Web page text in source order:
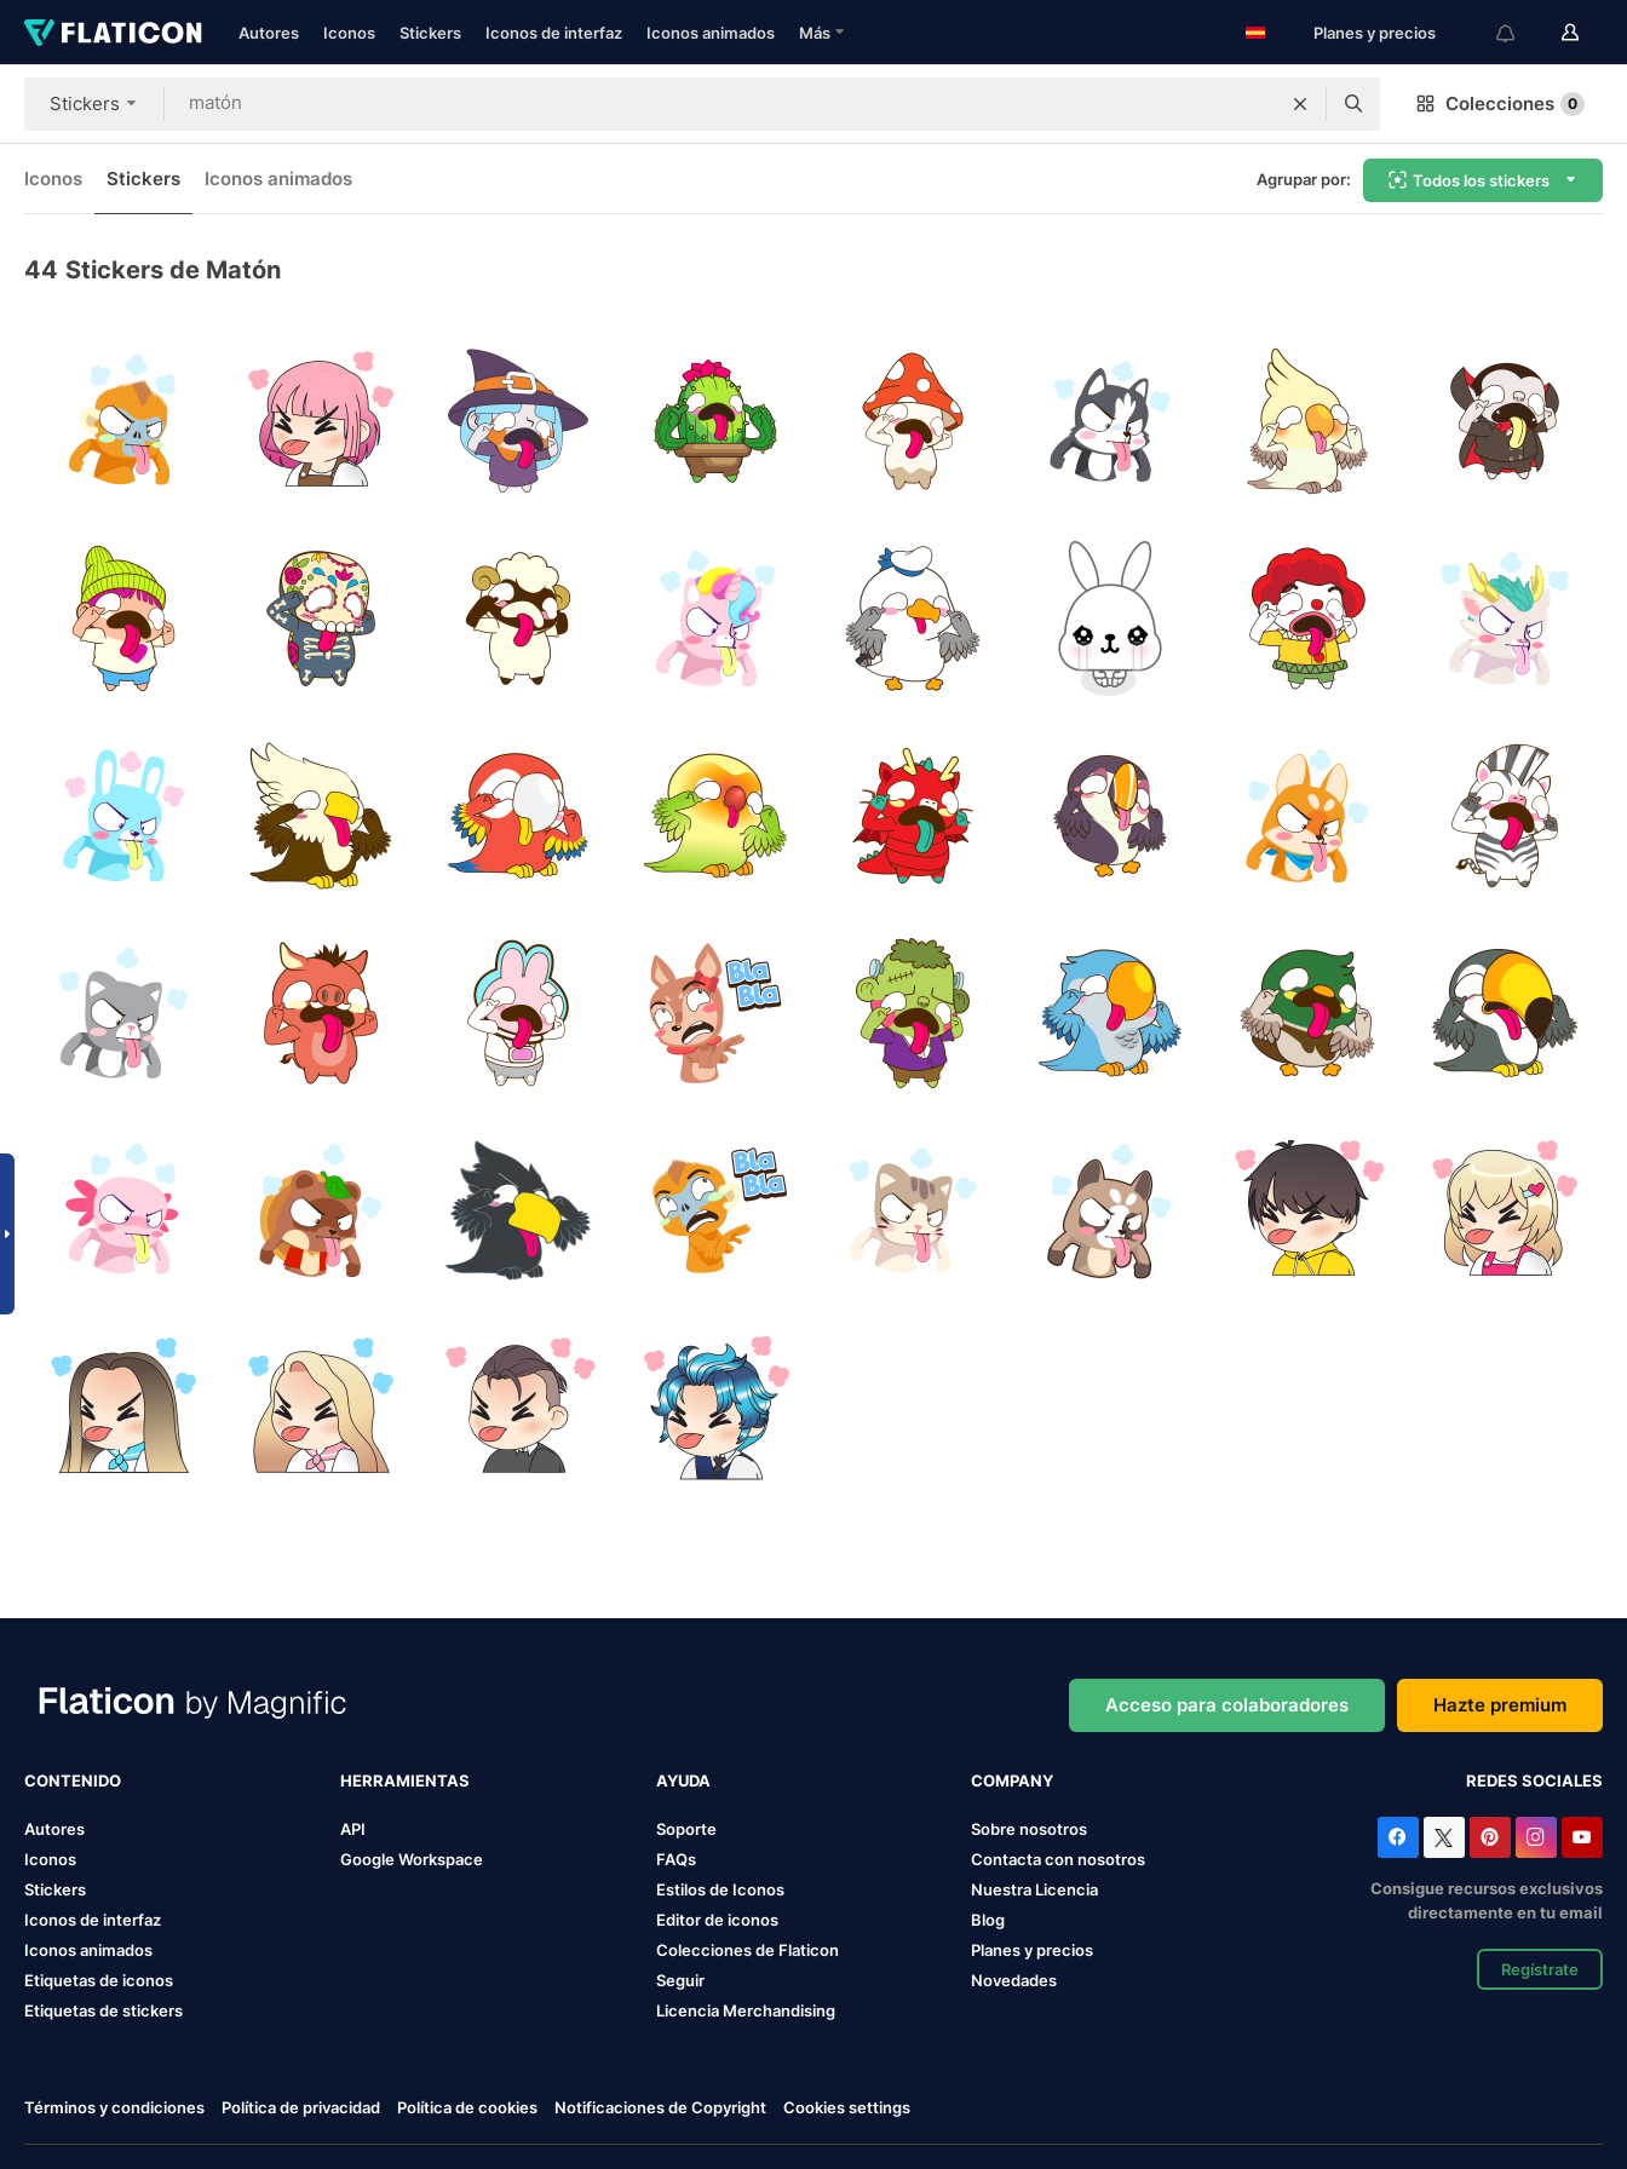
Autores Iconos Stickers Iconos de interfaz Iconos animados Más Planes y precios
Stickers Colecciones 0
Iconos Stickers Iconos animados Agrupar por: Todos los stickers
44 Stickers de Matón
Acceso para colaboradores Hazte premium
CONTENIDO
Autores
Iconos
Stickers
Iconos de interfaz
Iconos animados
Etiquetas de iconos
Etiquetas de stickers
HERRAMIENTAS
API
Google Workspace
AYUDA
Soporte
FAQs
Estilos de Iconos
Editor de iconos
Colecciones de Flaticon
Seguir
Licencia Merchandising
COMPANY
Sobre nosotros
Contacta con nosotros
Nuestra Licencia
Blog
Planes y precios
Novedades
REDES SOCIALES
Consigue recursos exclusivos
directamente en tu email
Regístrate
Términos y condiciones Política de privacidad Política de cookies Notificaciones de Copyright Cookies settings